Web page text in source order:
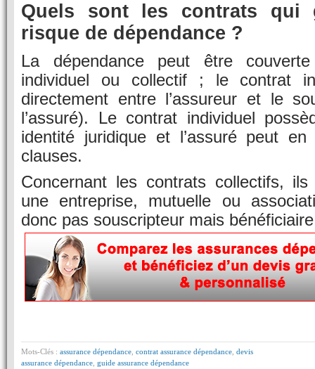
Quels sont les contrats qui
risque de dépendance ?
La dépendance peut être
individuel ou collectif ; le contrat
directement entre l’assureur et le
l’assuré). Le contrat individuel
identité juridique et l’assuré peut en
clauses.
Concernant les contrats collectifs,
une entreprise, mutuelle ou
donc pas souscripteur mais
Mots-Clés : assurance dépendance contrat assurance dépendance devis
assurance dépendance guide assurance dépendance